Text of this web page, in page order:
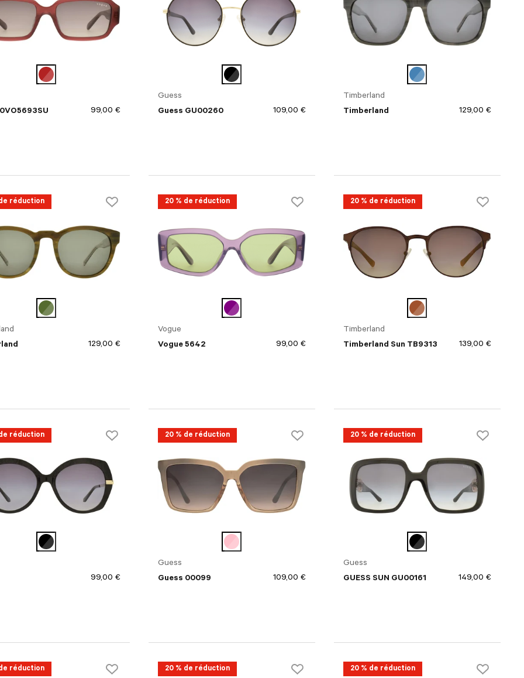
99,00 €
Guess
Guess GU00260
109,00 €
Timberland
Timberland
129,00 €
réduction
129,00 €
20 % de réduction
Vogue
Vogue 5642
99,00 €
20 % de réduction
Timberland
Timberland Sun TB9313
139,00 €
réduction
99,00 €
20 % de réduction
Guess
Guess 00099
109,00 €
20 % de réduction
Guess
GUESS SUN GU00161
149,00 €
réduction 20 % de réduction 20 % de réduction